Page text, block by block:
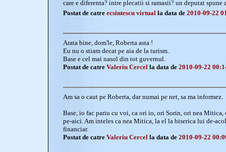
care e diferenta? intre plecatii si ramasii? un deputat spune
Postat de catre ecsintescu virtual la data de 2010-09-22
Arata bine, dom'le, Roberta asta !
Eu nu o stiam decat pe aia de la turism.
Base e cel mai nasol din tot guvernul.
Postat de catre Valeriu Cercel la data de 2010-09-22
Am sa o caut pe Roberta, dar numai pe net, sa ma informez.
Base, io fac pariu cu voi, ca ori io, ori Sorin, ori nea
pe-aici. Am inteles ca nea Mitica, la el la biserica lui de-
financiar.
Postat de catre Valeriu Cercel la data de 2010-09-22